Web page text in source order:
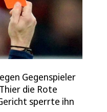
Gegenspieler
die Rote
sperrte ihn